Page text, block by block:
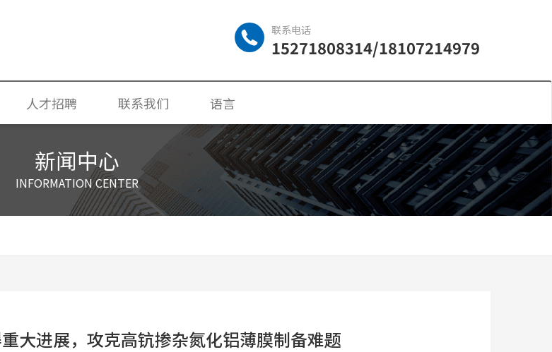
联系电话
15271808314/18107214979
人才招聘
校园招聘
联系我们
诚信合规
语言
简体中文
ENGLISH
新闻中心
INFORMATION CENTER
大进展，攻克高钪掺杂氮化铝薄膜制备难题